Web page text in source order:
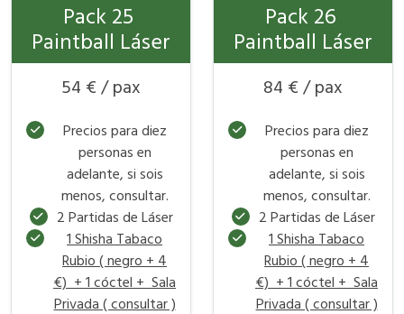
Pack 25
Paintball Láser
54 € / pax
Precios para diez
personas en
adelante, si sois
menos, consultar.
2 Partidas de Láser
1 Shisha Tabaco
Rubio ( negro + 4
€) + 1 cóctel + Sala
Privada ( consultar )
Pack 26
Paintball Láser
84 € / pax
Precios para diez
personas en
adelante, si sois
menos, consultar.
2 Partidas de Láser
1 Shisha Tabaco
Rubio ( negro + 4
€) + 1 cóctel + Sala
Privada ( consultar )